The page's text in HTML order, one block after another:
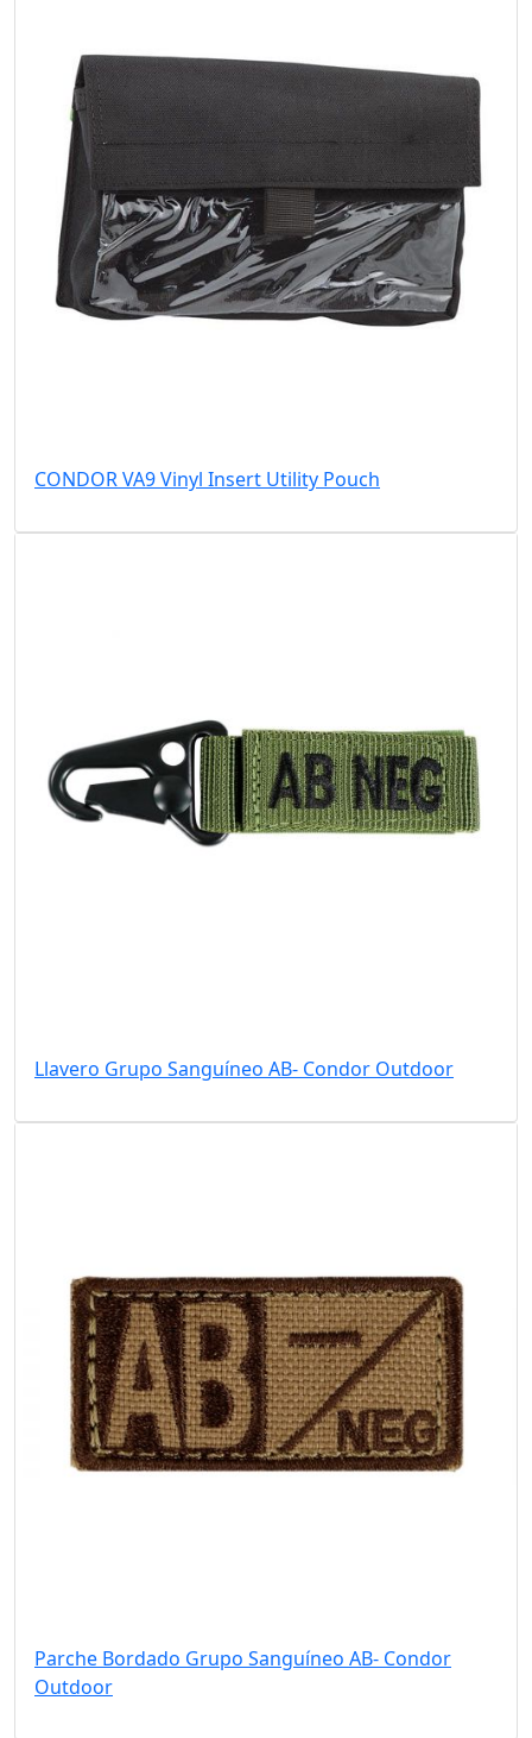
CONDOR VA9 Vinyl Insert Utility Pouch
Llavero Grupo Sanguíneo AB- Condor Outdoor
Parche Bordado Grupo Sanguíneo AB- Condor
Outdoor